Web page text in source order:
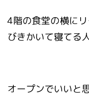
4階の食堂の横に
びきかいて寝てる
オープンでいいと